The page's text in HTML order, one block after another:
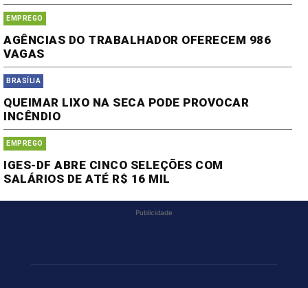
EMPREGO
AGÊNCIAS DO TRABALHADOR OFERECEM 986
VAGAS
BRASÍLIA
QUEIMAR LIXO NA SECA PODE PROVOCAR
INCÊNDIO
EMPREGO
IGES-DF ABRE CINCO SELEÇÕES COM
SALÁRIOS DE ATÉ R$ 16 MIL
Publicidade